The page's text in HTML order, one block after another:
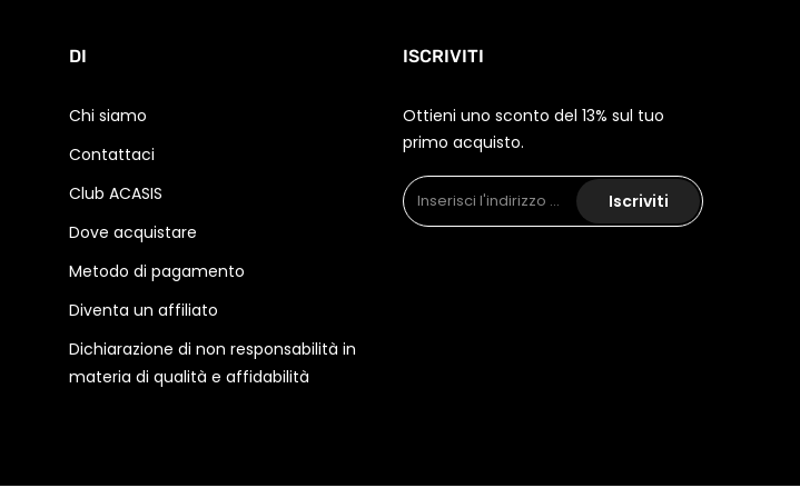
DI
Chi siamo
Contattaci
Club ACASIS
Dove acquistare
Metodo di pagamento
Diventa un affiliato
Dichiarazione di non responsabilità in
materia di qualità e affidabilità
ISCRIVITI
Ottieni uno sconto del 13% sul tuo
primo acquisto.
Iscriviti